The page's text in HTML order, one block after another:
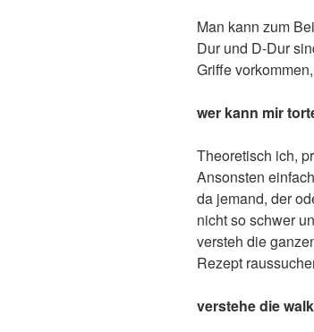
Man kann zum
Dur und D-Dur
Griffe
wer kann mir
Theoretisch ich,
Ansonsten
da jemand, der
nicht so schwer
versteh die
Rezept
verstehe die